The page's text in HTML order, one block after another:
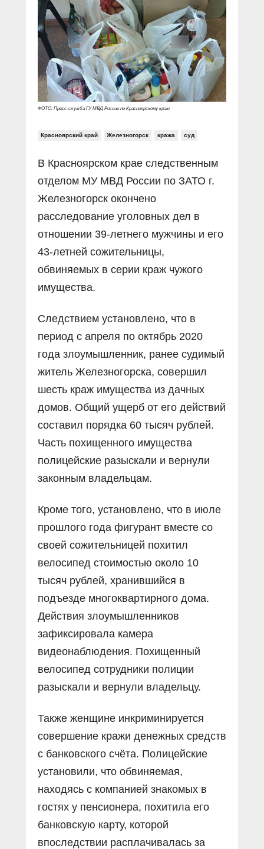
Социальные ролики
Документальные фильмы
Прямой разговор
В знании сила
Специальный репортаж
КиберПОСТОВОЙ
Газета «Щит и меч»
Журнал «Полиция России»
О ПОРТАЛЕ
Контакты
Вакансии
ФОТО: Пресс-служба ГУ МВД России по Красноярскому краю
Красноярский край Железногорск кража суд
В Красноярском крае следственным
отделом МУ МВД России по ЗАТО г.
Железногорск окончено
расследование уголовных дел в
отношении 39-летнего мужчины и его
43-летней сожительницы,
обвиняемых в серии краж чужого
имущества.
Следствием установлено, что в
период с апреля по октябрь 2020
года злоумышленник, ранее судимый
житель Железногорска, совершил
шесть краж имущества из дачных
домов. Общий ущерб от его действий
составил порядка 60 тысяч рублей.
Часть похищенного имущества
полицейские разыскали и вернули
законным владельцам.
Кроме того, установлено, что в июле
прошлого года фигурант вместе со
своей сожительницей похитил
велосипед стоимостью около 10
тысяч рублей, хранившийся в
подъезде многоквартирного дома.
Действия злоумышленников
зафиксировала камера
видеонаблюдения. Похищенный
велосипед сотрудники полиции
разыскали и вернули владельцу.
Также женщине инкриминируется
совершение кражи денежных средств
с банковского счёта. Полицейские
установили, что обвиняемая,
находясь с компанией знакомых в
гостях у пенсионера, похитила его
банковскую карту, которой
впоследствии расплачивалась за